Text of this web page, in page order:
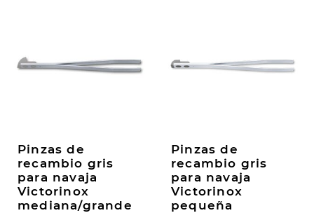
Pinzas de
recambio gris
para navaja
Victorinox
mediana/grande
Pinzas de
recambio gris
para navaja
Victorinox
pequeña